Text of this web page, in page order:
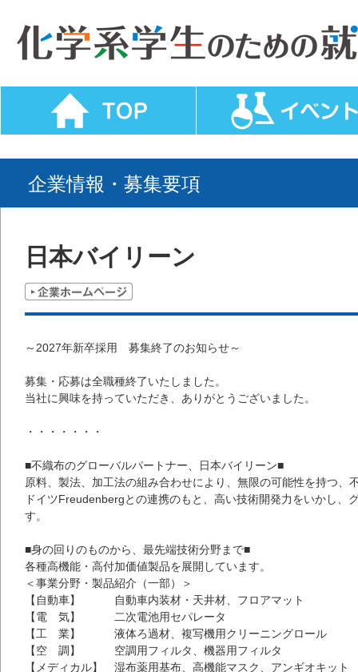
企業情報・募集要項
日本バイリーン
～2027年新卒採用 募集終了のお知らせ～
募集・応募は全職種終了いたしました。
当社に興味を持っていただき、ありがとうございました。
・・・・・・・
■不織布のグローバルパートナー、日本バイリーン■
原料、製法、加工法の組み合わせにより、無限の可能性を持つ、
ドイツFreudenbergとの連携のもと、高い技術開発力をいかし、
す。
■身の回りのものから、最先端技術分野まで■
各種高機能・高付加価値製品を展開しています。
＜事業分野・製品紹介（一部）＞
【自動車】 自動車内装材・天井材、フロアマット
【電 気】 二次電池用セパレータ
【工 業】 液体ろ過材、複写機用クリーニングロール
【空 調】 空調用フィルタ、機器用フィルタ
【メディカル】 湿布薬用基布、高機能マスク、アンギオキット